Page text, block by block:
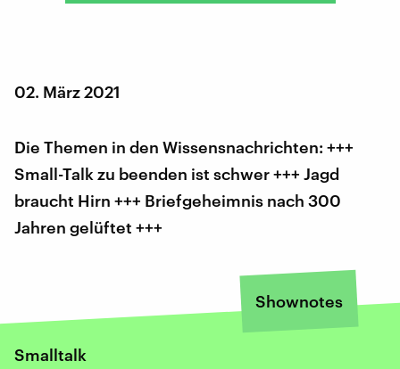
02. März 2021
Die Themen in den Wissensnachrichten: +++
Small-Talk zu beenden ist schwer +++ Jagd
braucht Hirn +++ Briefgeheimnis nach 300
Jahren gelüftet +++
Shownotes
Smalltalk